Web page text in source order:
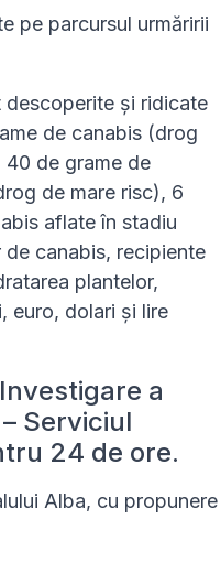
pe parcursul urmăririi
și ridicate
de canabis (drog
de grame de
de mare risc), 6
aflate în stadiu
canabis, recipiente
plantelor,
euro, dolari și lire
a
Serviciul
24 de ore.
Alba, cu propunere